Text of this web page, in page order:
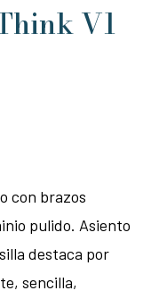
V1
con brazos
pulido. Asiento
destaca por
sencilla,